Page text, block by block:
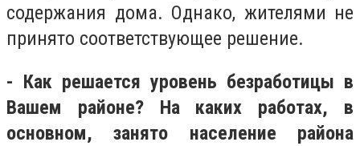
содержания дома. Однако, жителями не
принято соответствующее решение.
- Как решается уровень безработицы в
Вашем районе? На каких работах, в
основном, занято население района